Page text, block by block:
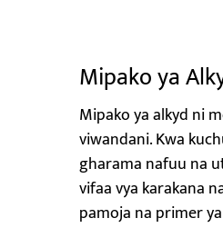
Mipako ya
Mipako ya alkyd ni
viwandani. Kwa
gharama nafuu na
vifaa vya karakana
pamoja na primer